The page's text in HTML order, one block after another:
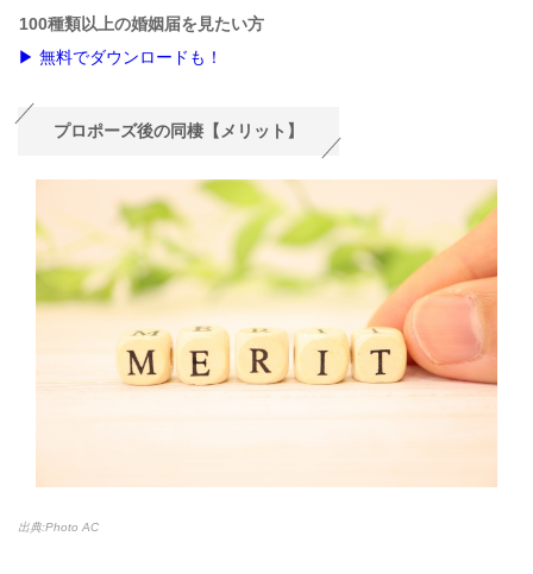
100種類以上の婚姻届を見たい方
▶ 無料でダウンロードも！
プロポーズ後の同棲【メリット】
出典:Photo AC